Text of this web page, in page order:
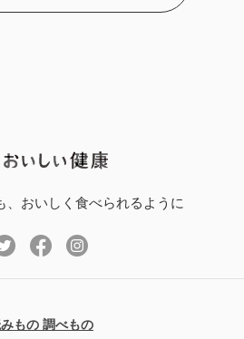
、おいしく食べられるように
もの 調べもの